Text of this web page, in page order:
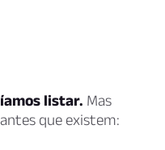
listar. Mas
que existem: